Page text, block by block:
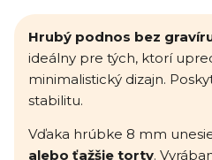
Hrubý podnos bez
ideálny pre tých, ktorí
minimalistický dizajn.
stabilitu.
Vďaka hrúbke 8 mm
alebo ťažšie torty.